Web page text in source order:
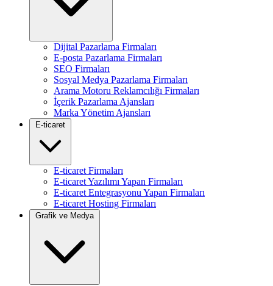
Dijital Pazarlama Firmaları
E-posta Pazarlama Firmaları
SEO Firmaları
Sosyal Medya Pazarlama Firmaları
Arama Motoru Reklamcılığı Firmaları
İçerik Pazarlama Ajansları
Marka Yönetim Ajansları
E-ticaret
E-ticaret Firmaları
E-ticaret Yazılımı Yapan Firmaları
E-ticaret Entegrasyonu Yapan Firmaları
E-ticaret Hosting Firmaları
Grafik ve Medya